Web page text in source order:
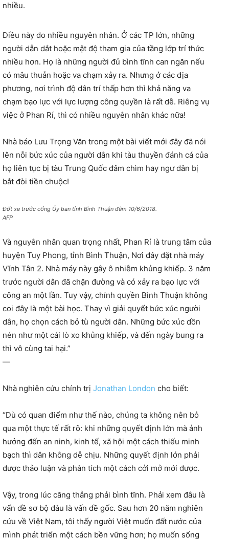
nhiều.
Điều này do nhiều nguyên nhân. Ở các TP lớn, những
người dẫn dắt hoặc mật độ tham gia của tầng lớp trí thức
nhiều hơn. Họ là những người đủ bình tĩnh can ngăn nếu
có mâu thuẫn hoặc va chạm xảy ra. Nhưng ở các địa
phương, nơi trình độ dân trí thấp hơn thì khả năng va
chạm bạo lực với lực lượng công quyền là rất dễ. Riêng vụ
việc ở Phan Rí, thì có nhiều nguyên nhân khác nữa!
Nhà báo Lưu Trọng Văn trong một bài viết mới đây đã nói
lên nỗi bức xúc của người dân khi tàu thuyền đánh cá của
họ liên tục bị tàu Trung Quốc đâm chìm hay ngư dân bị
bắt đòi tiền chuộc!
Đốt xe trước cổng Ủy ban tỉnh Bình Thuận đêm 10/6/2018.
AFP
Và nguyên nhân quan trọng nhất, Phan Rí là trung tâm của
huyện Tuy Phong, tỉnh Bình Thuận, Nơi đây đặt nhà máy
Vĩnh Tân 2. Nhà máy này gây ô nhiễm khủng khiếp. 3 năm
trước người dân đã chặn đường và có xảy ra bạo lực với
công an một lần. Tuy vậy, chính quyền Bình Thuận không
coi đây là một bài học. Thay vì giải quyết bức xúc người
dân, họ chọn cách bỏ tù người dân. Những bức xúc dồn
nén như một cái lò xo khủng khiếp, và đến ngày bung ra
thì vô cùng tai hại.”
—
Nhà nghiên cứu chính trị Jonathan London cho biết:
“Dù có quan điểm như thế nào, chúng ta không nên bỏ
qua một thực tế rất rõ: khi những quyết định lớn mà ảnh
hưởng đến an ninh, kinh tế, xã hội một cách thiếu minh
bạch thì dân không dễ chịu. Những quyết định lớn phải
được thảo luận và phân tích một cách cởi mở mới được.
Vậy, trong lúc căng thẳng phải bình tĩnh. Phải xem đâu là
vấn đề sơ bộ đâu là vấn đề gốc. Sau hơn 20 năm nghiên
cứu về Việt Nam, tôi thấy người Việt muốn đất nước của
mình phát triển một cách bền vững hơn; họ muốn sống